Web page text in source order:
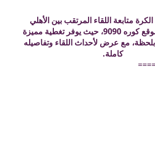
متابعة اللقاء المرتقب بين الأهلي
وسموحة عبر موقع كوره 9090، حيث يوفر تغطية مميزة
مع عرض لأحداث اللقاء وتفاصيله
كاملة.